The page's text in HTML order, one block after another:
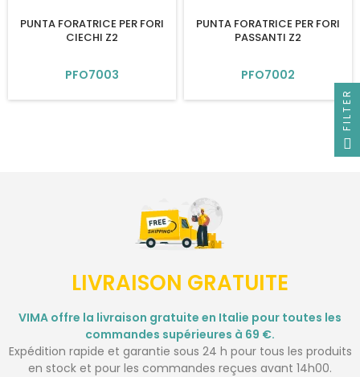
PUNTA FORATRICE PER FORI
CIECHI Z2
PFO7003
PUNTA FORATRICE PER FORI
PASSANTI Z2
PFO7002
LIVRAISON GRATUITE
VIMA offre la livraison gratuite en Italie pour toutes les
commandes supérieures à 69 €.
Expédition rapide et garantie sous 24 h pour tous les produits
en stock et pour les commandes reçues avant 14h00.
FILTER